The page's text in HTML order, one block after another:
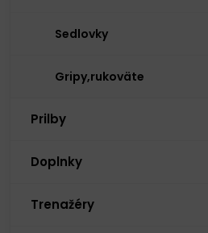
Sedlovky
Gripy,rukoväte
Prilby
Doplnky
Trenažéry